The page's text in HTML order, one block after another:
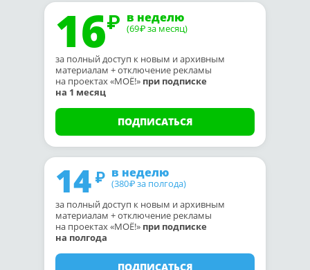
16 в неделю
(69₽ за месяц)
за полный доступ к новым и архивным
материалам + отключение рекламы
на проектах «МОЁ!» при подписке
на 1 месяц
ПОДПИСАТЬСЯ
14 в неделю
(380₽ за полгода)
за полный доступ к новым и архивным
материалам + отключение рекламы
на проектах «МОЁ!» при подписке
на полгода
ПОДПИСАТЬСЯ